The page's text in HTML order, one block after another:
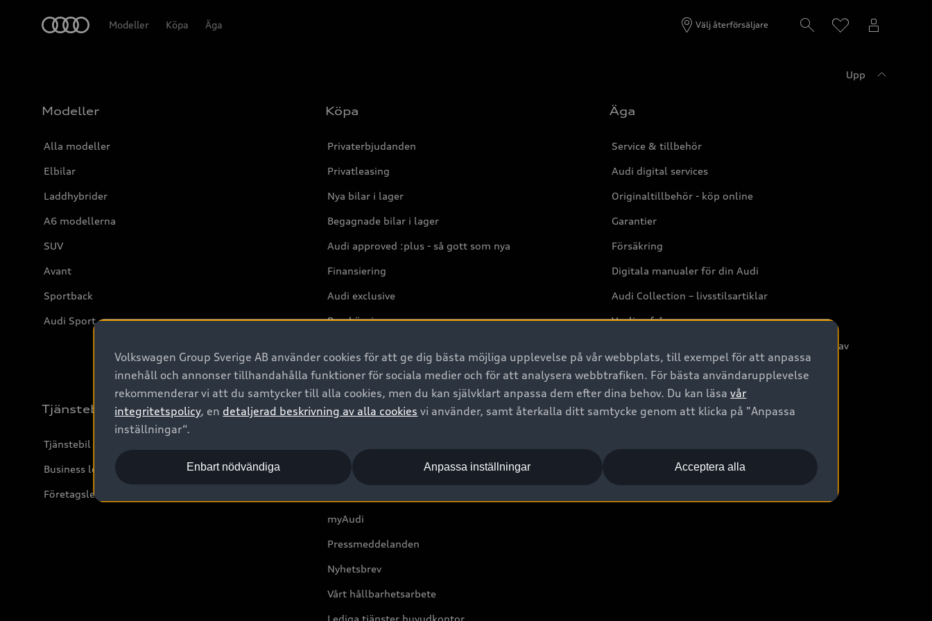
Modeller Köpa Äga Välj återförsäljare
Upp
Modeller
Alla modeller
Elbilar
Laddhybrider
A6 modellerna
SUV
Avant
Sportback
Audi Sport
Köpa
Privaterbjudanden
Privatleasing
Nya bilar i lager
Begagnade bilar i lager
Audi approved :plus - så gott som nya
Finansiering
Audi exclusive
Provkörning
Äga
Service & tillbehör
Audi digital services
Originaltillbehör - köp online
Garantier
Försäkring
Digitala manualer för din Audi
Audi Collection – livsstilsartiklar
Vanliga frågor
2G/3G nätet stängs ned - Hur påverkas min bil av
detta?
Tjänstebil
Tjänstebil
Business lease online
Företagsleasing
Om Audi Sverige
Boka Service online
myAudi
Pressmeddelanden
Nyhetsbrev
Vårt hållbarhetsarbete
Lediga tjänster huvudkontor
Volkswagen Group Sverige AB använder cookies för att ge dig bästa möjliga upplevelse på vår webbplats, till exempel för att anpassa
innehåll och annonser tillhandahålla funktioner för sociala medier och för att analysera webbtrafiken. För bästa användarupplevelse
rekommenderar vi att du samtycker till alla cookies, men du kan självklart anpassa dem efter dina behov. Du kan läsavår
integritetspolicy, en detaljerad beskrivning av alla cookies vi använder, samt återkalla ditt samtycke genom att klicka på "Anpassa
inställningar“.
Acceptera alla
Enbart nödvändiga Anpassa inställningar